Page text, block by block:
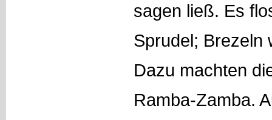
sagen ließ. Es
Sprudel; Brezeln
Dazu machten
Ramba-Zamba.